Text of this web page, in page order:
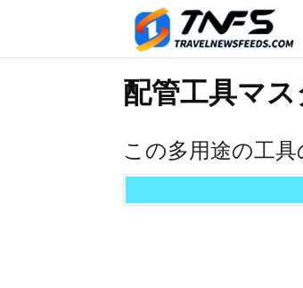
配管工具マ
この多用途の工